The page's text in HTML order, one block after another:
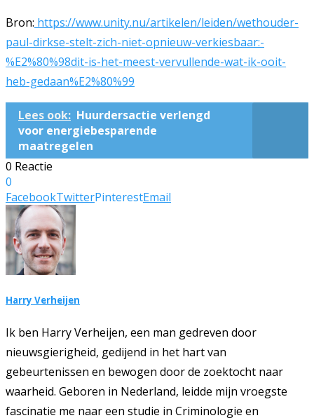
Bron: https://www.unity.nu/artikelen/leiden/wethouder-
paul-dirkse-stelt-zich-niet-opnieuw-verkiesbaar:-
%E2%80%98dit-is-het-meest-vervullende-wat-ik-ooit-
heb-gedaan%E2%80%99
Lees ook: Huurdersactie verlengd
voor energiebesparende
maatregelen
0 Reactie
0
FacebookTwitterPinterestEmail
Harry Verheijen
Ik ben Harry Verheijen, een man gedreven door
nieuwsgierigheid, gedijend in het hart van
gebeurtenissen en bewogen door de zoektocht naar
waarheid. Geboren in Nederland, leidde mijn vroegste
fascinatie me naar een studie in Criminologie en